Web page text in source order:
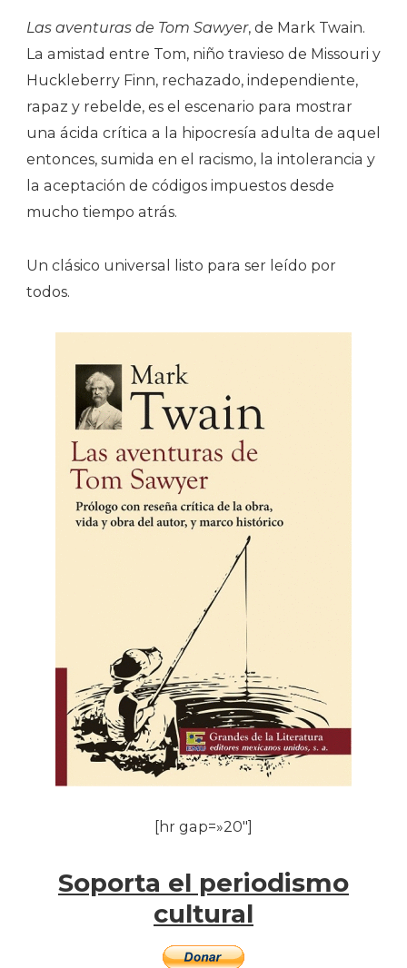
Las aventuras de Tom Sawyer, de Mark Twain.
La amistad entre Tom, niño travieso de Missouri y
Huckleberry Finn, rechazado, independiente,
rapaz y rebelde, es el escenario para mostrar
una ácida crítica a la hipocresía adulta de aquel
entonces, sumida en el racismo, la intolerancia y
la aceptación de códigos impuestos desde
mucho tiempo atrás.
Un clásico universal listo para ser leído por
todos.
[hr gap=»20″]
Soporta el periodismo
cultural